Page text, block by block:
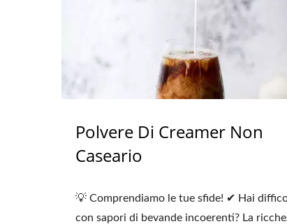
Polvere Di Creamer Non
Caseario
💡 Comprendiamo le tue sfide! ✔ Hai
con sapori di bevande incoerenti? La